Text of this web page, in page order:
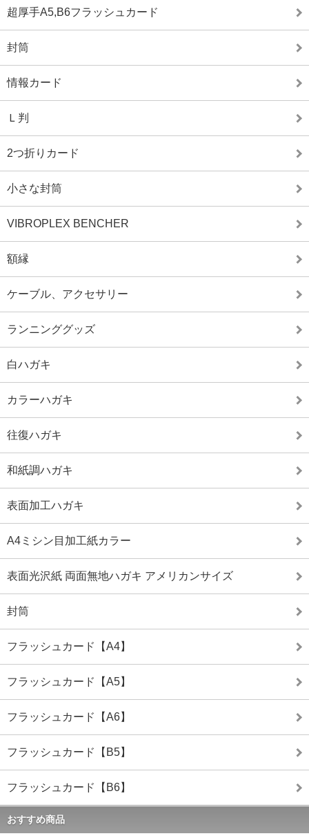
超厚手A5,B6フラッシュカード
封筒
情報カード
Ｌ判
2つ折りカード
小さな封筒
VIBROPLEX BENCHER
額縁
ケーブル、アクセサリー
ランニンググッズ
白ハガキ
カラーハガキ
往復ハガキ
和紙調ハガキ
表面加工ハガキ
A4ミシン目加工紙カラー
表面光沢紙 両面無地ハガキ アメリカンサイズ
封筒
フラッシュカード【A4】
フラッシュカード【A5】
フラッシュカード【A6】
フラッシュカード【B5】
フラッシュカード【B6】
おすすめ商品